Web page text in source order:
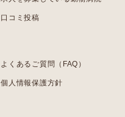
口コミ投稿
よくあるご質問（FAQ）
個人情報保護方針